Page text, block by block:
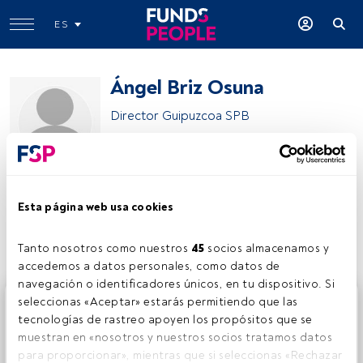
Esta página web usa cookies
Tanto nosotros como nuestros 45 socios almacenamos y
accedemos a datos personales, como datos de
navegación o identificadores únicos, en tu dispositivo. Si
seleccionas «Aceptar» estarás permitiendo que las
tecnologías de rastreo apoyen los propósitos que se
muestran en «nosotros y nuestros socios tratamos datos
para proporcionar», mientras que si seleccionas «Rechazar
ES
Ángel Briz Osuna
Director Guipuzcoa SPB
Compartir:
Este es un artículo exclusivo para los usuarios registrados
de FundsPeople. Si ya estás registrado, accede desde el
botón Login. Si aún no tienes cuenta, te invitamos a
registrarte y disfrutar de todo el universo que ofrece